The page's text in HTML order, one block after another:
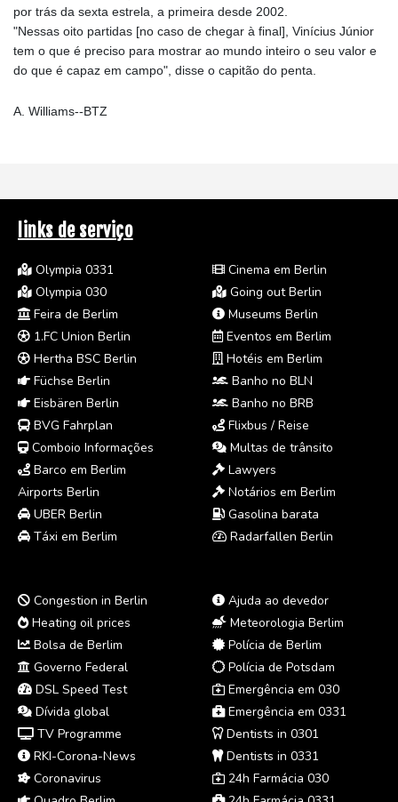
por trás da sexta estrela, a primeira desde 2002.
"Nessas oito partidas [no caso de chegar à final], Vinícius Júnior
tem o que é preciso para mostrar ao mundo inteiro o seu valor e
do que é capaz em campo", disse o capitão do penta.
A. Williams--BTZ
links de serviço
Olympia 0331
Olympia 030
Feira de Berlim
1.FC Union Berlin
Hertha BSC Berlin
Füchse Berlin
Eisbären Berlin
BVG Fahrplan
Comboio Informações
Barco em Berlim
Airports Berlin
UBER Berlin
Táxi em Berlim
Cinema em Berlin
Going out Berlin
Museums Berlin
Eventos em Berlim
Hotéis em Berlim
Banho no BLN
Banho no BRB
Flixbus / Reise
Multas de trânsito
Lawyers
Notários em Berlim
Gasolina barata
Radarfallen Berlin
Congestion in Berlin
Heating oil prices
Bolsa de Berlim
Governo Federal
DSL Speed Test
Dívida global
TV Programme
RKI-Corona-News
Coronavirus
Ajuda ao devedor
Meteorologia Berlim
Polícia de Berlim
Polícia de Potsdam
Emergência em 030
Emergência em 0331
Dentists in 0301
Dentists in 0331
24h Farmácia 030